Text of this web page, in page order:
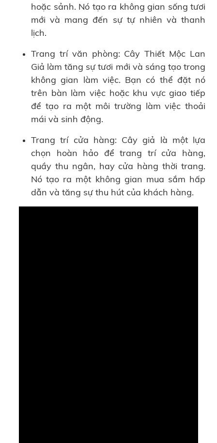
hoặc sảnh. Nó tạo ra không gian sống tươi
mới và mang đến sự tự nhiên và thanh
lịch.
Trang trí văn phòng: Cây Thiết Mộc Lan
Giả làm tăng sự tươi mới và sáng tạo trong
không gian làm việc. Bạn có thể đặt nó
trên bàn làm việc hoặc khu vực giao tiếp
để tạo ra một môi trường làm việc thoải
mái và sinh động.
Trang trí cửa hàng: Cây giả là một lựa
chọn hoàn hảo để trang trí cửa hàng,
quầy thu ngân, hay cửa hàng thời trang.
Nó tạo ra một không gian mua sắm hấp
dẫn và tăng sự thu hút của khách hàng.